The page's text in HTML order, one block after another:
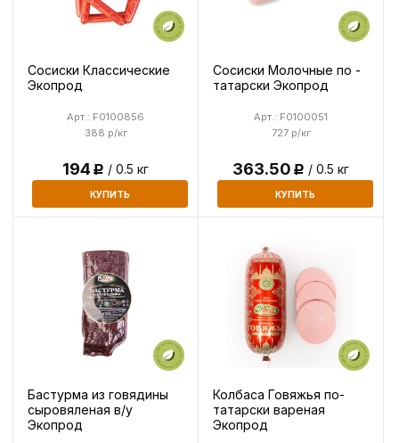
Сосиски Классические
Экопрод
388 р/кг
Арт.: F0100856
194Р / 0.5 кг
КУПИТЬ
Сосиски Молочные по -
татарски Экопрод
727 р/кг
Арт.: F0100051
363.50Р / 0.5 кг
КУПИТЬ
Бастурма из говядины
сыровяленая в/у
Экопрод
Колбаса Говяжья по-
татарски вареная
Экопрод